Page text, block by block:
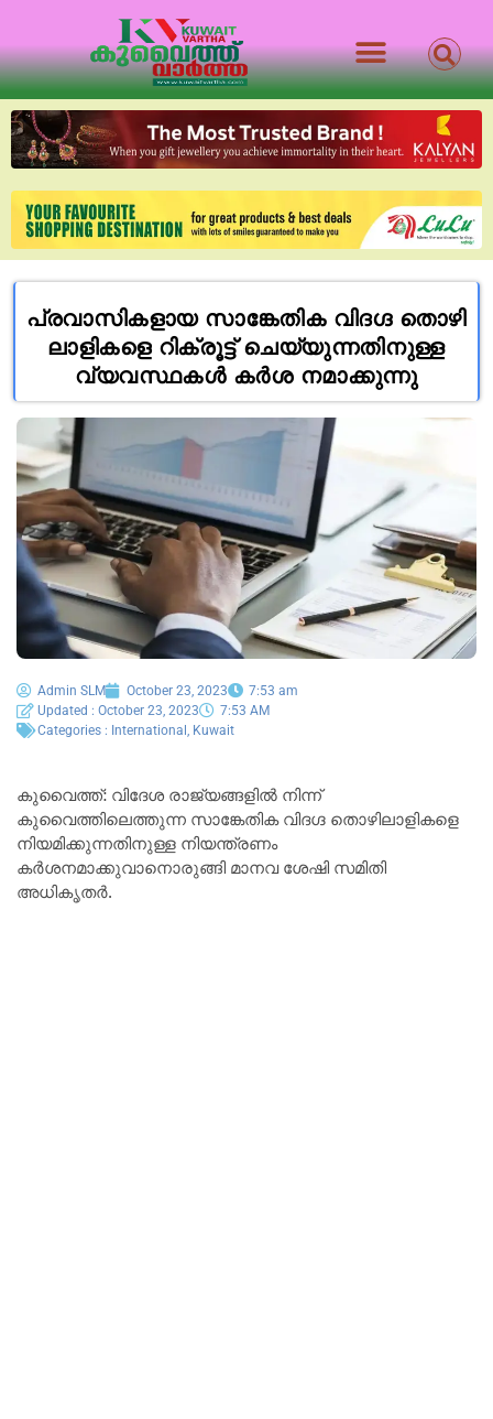
പ്രവാസികളായ സാങ്കേതിക വിദഗ്ദ തൊഴി
ലാളികളെ റിക്രൂട്ട് ചെയ്യുന്നതിനുള്ള
വ്യവസ്ഥകൾ കർശ നമാക്കുന്നു
Admin SLM October 23, 2023
7:53 am
Updated : October 23, 2023
7:53 AM
Categories : International Kuwait
കുവൈത്ത്: വിദേശ രാജ്യങ്ങളിൽ നിന്ന്
കുവൈത്തിലെത്തുന്ന സാങ്കേതിക വിദഗ്ദ തൊഴിലാളികളെ
നിയമിക്കുന്നതിനുള്ള നിയന്ത്രണം
കർശനമാക്കുവാനൊരുങ്ങി മാനവ ശേഷി സമിതി
അധികൃതർ.